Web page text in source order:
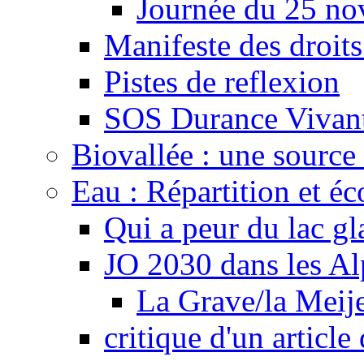
Journée du 25
Manifeste des
Pistes de reflexion
SOS Durance
Biovallée : une
Eau : Répartition et
Qui a peur du lac
JO 2030 dans les
La Grave/la
critique d'un article